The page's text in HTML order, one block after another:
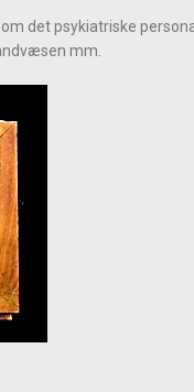
det psykiatriske
mm.